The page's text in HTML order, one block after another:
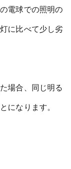
電球での照明の
に比べて少し劣
場合、同じ明る
になります。